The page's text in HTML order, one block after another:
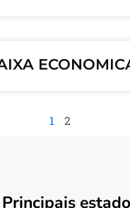
1 2
Principais